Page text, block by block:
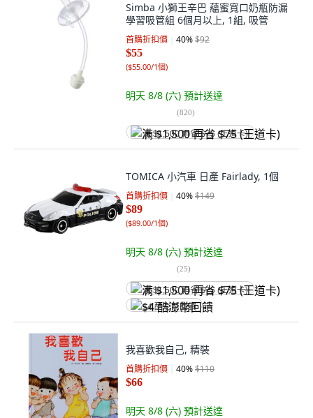
Simba 小獅王辛巴 蘊蜜寬口奶瓶防漏
學習吸管組 6個月以上, 1組, 吸管
首購折扣價 40%$92
$55
($55.00/1個)
明天 8/8 (六) 預計送達
(820)
满 $1,500 再省 $75 (王道卡)
TOMICA 小汽車 日產 Fairlady, 1個
首購折扣價 40%$149
$89
($89.00/1個)
明天 8/8 (六) 預計送達
(25)
满 $1,500 再省 $75 (王道卡)
$4 酷澎幣回饋
我喜歡我自己, 精裝
首購折扣價 40%$110
$66
明天 8/8 (六) 預計送達